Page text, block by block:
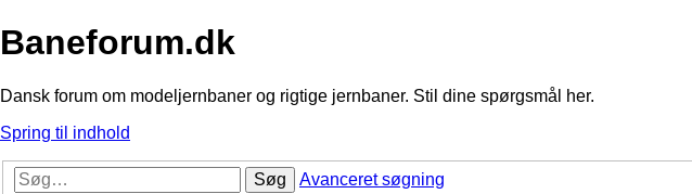
Baneforum.dk
Dansk forum om modeljernbaner og rigtige jernbaner. Stil dine spørgsmål her.
Spring til indhold
Søg Avanceret søgning